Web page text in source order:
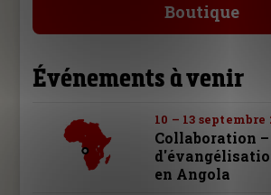
Boutique
Événements à venir
10 – 13 septembre
Collaboration
en Angola